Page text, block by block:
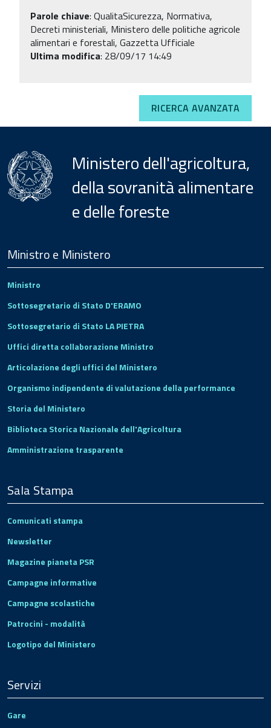
Parole chiave: QualitaSicurezza, Normativa,
Decreti ministeriali, Ministero delle politiche agricole
alimentari e forestali, Gazzetta Ufficiale
Ultima modifica: 28/09/17 14:49
RICERCA AVANZATA
Ministero dell'agricoltura,
della sovranità alimentare
e delle foreste
Footer
Ministro e Ministero
Ministro
Sottosegretario di Stato D'ERAMO
Sottosegretario di Stato LA PIETRA
Uffici diretta collaborazione Ministro
Articolazione degli uffici del Ministero
Organismo indipendente di valutazione della performance
Storia del Ministero
Biblioteca Storica Nazionale dell'Agricoltura
Amministrazione trasparente
Sala Stampa
Comunicati stampa
Newsletter
Magazine pianeta PSR
Campagne informative
Campagne scolastiche
Patrocini - modalità
Logotipo del Ministero
Servizi
Gare